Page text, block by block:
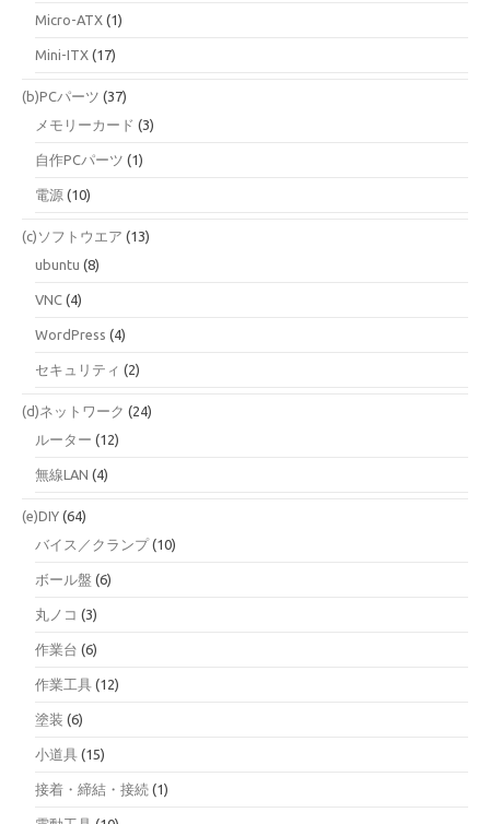
Micro-ATX (1)
Mini-ITX (17)
(b)PCパーツ (37)
メモリーカード (3)
自作PCパーツ (1)
電源 (10)
(c)ソフトウエア (13)
ubuntu (8)
VNC (4)
WordPress (4)
セキュリティ (2)
(d)ネットワーク (24)
ルーター (12)
無線LAN (4)
(e)DIY (64)
バイス／クランプ(10)
ボール盤 (6)
丸ノコ (3)
作業台 (6)
作業工具 (12)
塗装 (6)
小道具 (15)
接着・締結・接続 (1)